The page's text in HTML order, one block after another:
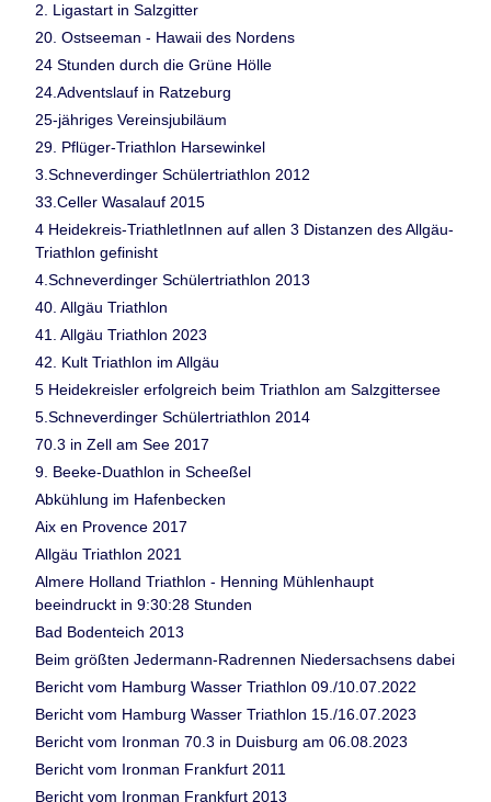
2. Ligastart in Salzgitter
20. Ostseeman - Hawaii des Nordens
24 Stunden durch die Grüne Hölle
24.Adventslauf in Ratzeburg
25-jähriges Vereinsjubiläum
29. Pflüger-Triathlon Harsewinkel
3.Schneverdinger Schülertriathlon 2012
33.Celler Wasalauf 2015
4 Heidekreis-TriathletInnen auf allen 3 Distanzen des Allgäu-
Triathlon gefinisht
4.Schneverdinger Schülertriathlon 2013
40. Allgäu Triathlon
41. Allgäu Triathlon 2023
42. Kult Triathlon im Allgäu
5 Heidekreisler erfolgreich beim Triathlon am Salzgittersee
5.Schneverdinger Schülertriathlon 2014
70.3 in Zell am See 2017
9. Beeke-Duathlon in Scheeßel
Abkühlung im Hafenbecken
Aix en Provence 2017
Allgäu Triathlon 2021
Almere Holland Triathlon - Henning Mühlenhaupt
beeindruckt in 9:30:28 Stunden
Bad Bodenteich 2013
Beim größten Jedermann-Radrennen Niedersachsens dabei
Bericht vom Hamburg Wasser Triathlon 09./10.07.2022
Bericht vom Hamburg Wasser Triathlon 15./16.07.2023
Bericht vom Ironman 70.3 in Duisburg am 06.08.2023
Bericht vom Ironman Frankfurt 2011
Bericht vom Ironman Frankfurt 2013